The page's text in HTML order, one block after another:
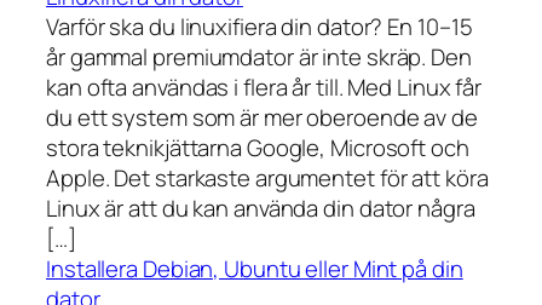
Varför ska du linuxifiera din dator? En 10–15
år gammal premiumdator är inte skräp. Den
kan ofta användas i flera år till. Med Linux får
du ett system som är mer oberoende av de
stora teknikjättarna Google, Microsoft och
Apple. Det starkaste argumentet för att köra
Linux är att du kan använda din dator några
[…]
Installera Debian, Ubuntu eller Mint på din